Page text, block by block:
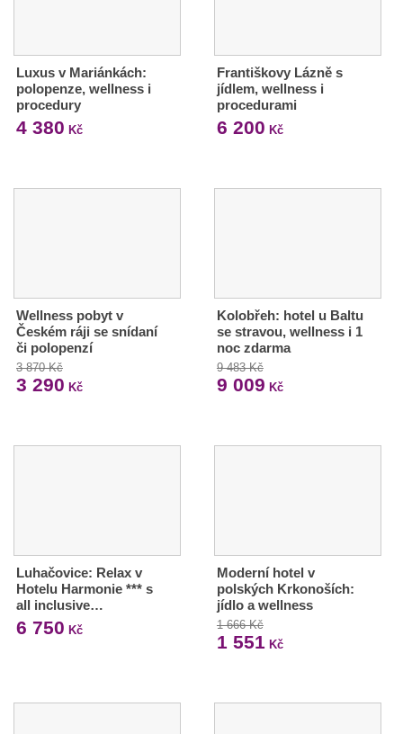
Luxus v Mariánkách:
polopenze, wellness i
procedury
4 380 Kč
Františkovy Lázně s
jídlem, wellness i
procedurami
6 200 Kč
Wellness pobyt v
Českém ráji se snídaní
či polopenzí
3 870 Kč
3 290 Kč
Kolobřeh: hotel u Baltu
se stravou, wellness i 1
noc zdarma
9 483 Kč
9 009 Kč
Luhačovice: Relax v
Hotelu Harmonie *** s
all inclusive…
6 750 Kč
Moderní hotel v
polských Krkonoších:
jídlo a wellness
1 666 Kč
1 551 Kč